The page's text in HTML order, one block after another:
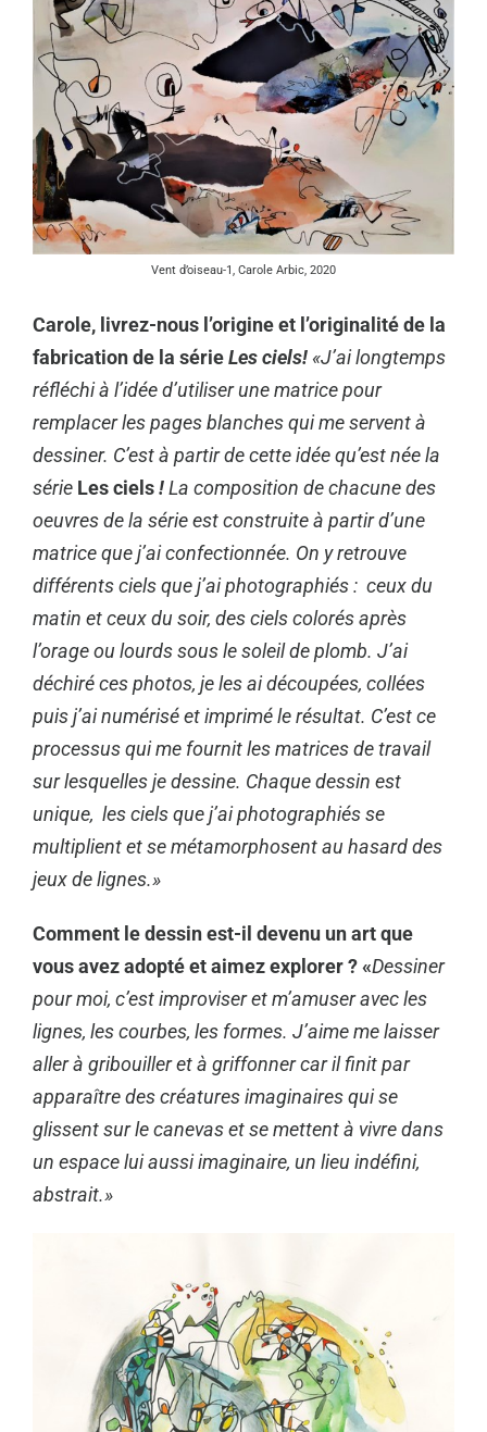
Vent d’oiseau-1, Carole Arbic, 2020
Carole, livrez-nous l’origine et l’originalité de la
fabrication de la sérieLes ciels!«J’ai longtemps
réfléchi à l’idée d’utiliser une matrice pour
remplacer les pages blanches qui me servent à
dessiner. C’est à partir de cette idée qu’est née la
série Les ciels!La composition de chacune des
oeuvres de la série est construite à partir d’une
matrice que j’ai confectionnée. On y retrouve
différents ciels que j’ai photographiés : ceux du
matin et ceux du soir, des ciels colorés après
l’orage ou lourds sous le soleil de plomb. J’ai
déchiré ces photos, je les ai découpées, collées
puis j’ai numérisé et imprimé le résultat. C’est ce
processus qui me fournit les matrices de travail
sur lesquelles je dessine. Chaque dessin est
unique, les ciels que j’ai photographiés se
multiplient et se métamorphosent au hasard des
jeux de lignes.»
Comment le dessin est-il devenu un art que
vous avez adopté et aimez explorer ? «Dessiner
pour moi, c’est improviser et m’amuser avec les
lignes, les courbes, les formes. J’aime me laisser
aller à gribouiller et à griffonner car il finit par
apparaître des créatures imaginaires qui se
glissent sur le canevas et se mettent à vivre dans
un espace lui aussi imaginaire, un lieu indéfini,
abstrait.»